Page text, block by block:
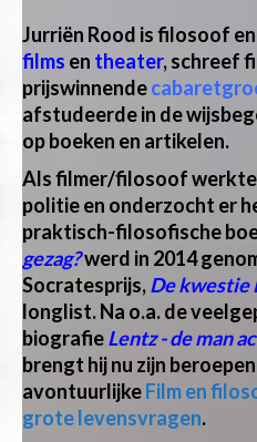
Jurriën Rood is filosoof
films en theater, schreef
prijswinnende
afstudeerde in de
op boeken en artikelen.
Als filmer/filosoof werkte
politie en onderzocht er
praktisch-filosofische
gezag?werd in 2014
Socratesprijs,De kwestie
longlist. Na o.a. de
biografieLentz - de man
brengt hij nu zijn
avontuurlijkeFilm en
grote levensvragen.